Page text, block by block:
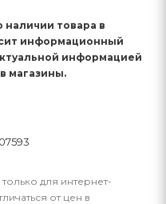
товара в
информационный
информацией
магазины.
для интернет-
от цен в